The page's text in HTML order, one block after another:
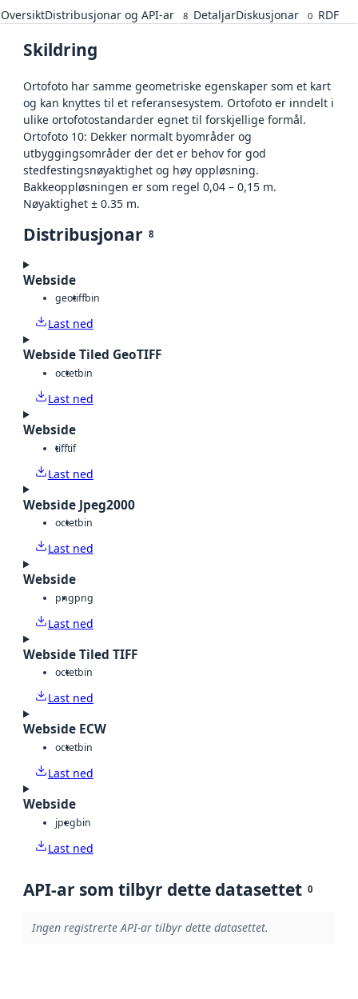
OversiktDistribusjonar og API-ar 8 DetaljarDiskusjonar 0 RDF
Skildring
Ortofoto har samme geometriske egenskaper som et kart
og kan knyttes til et referansesystem. Ortofoto er inndelt i
ulike ortofotostandarder egnet til forskjellige formål.
Ortofoto 10: Dekker normalt byområder og
utbyggingsområder der det er behov for god
stedfestingsnøyaktighet og høy oppløsning.
Bakkeoppløsningen er som regel 0,04 – 0,15 m.
Nøyaktighet ± 0.35 m.
Distribusjonar 8
Webside
geotiffbin
Last ned
Webside Tiled GeoTIFF
octetbin
Last ned
Webside
tifftif
Last ned
Webside Jpeg2000
octetbin
Last ned
Webside
pngpng
Last ned
Webside Tiled TIFF
octetbin
Last ned
Webside ECW
octetbin
Last ned
Webside
jpegbin
Last ned
API-ar som tilbyr dette datasettet 0
Ingen registrerte API-ar tilbyr dette datasettet.